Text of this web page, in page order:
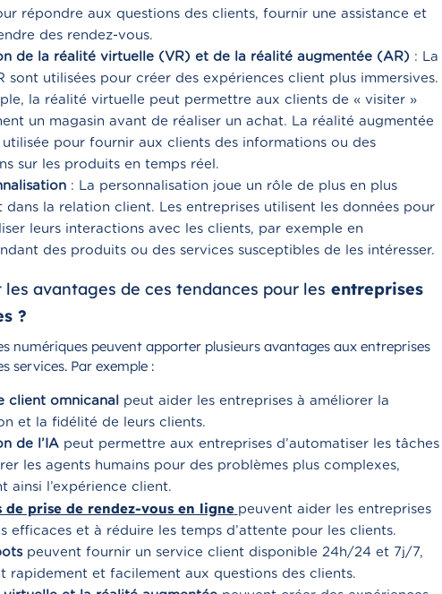
répondre aux questions des clients, fournir une assistance et
des rendez-vous.
de la réalité virtuelle (VR) et de la réalité augmentée (AR) : La
sont utilisées pour créer des expériences client plus immersives.
la réalité virtuelle peut permettre aux clients de « visiter »
un magasin avant de réaliser un achat. La réalité augmentée
pour fournir aux clients des informations ou des
sur les produits en temps réel.
: La personnalisation joue un rôle de plus en plus
dans la relation client. Les entreprises utilisent les données pour
leurs interactions avec les clients, par exemple en
des produits ou des services susceptibles de les intéresser.
les avantages de ces tendances pour les entreprises
?
numériques peuvent apporter plusieurs avantages aux entreprises
services. Par exemple :
client omnicanalpeut aider les entreprises à améliorer la
et la fidélité de leurs clients.
de l’IApeut permettre aux entreprises d’automatiser les tâches
les agents humains pour des problèmes plus complexes,
ainsi l’expérience client.
de prise de rendez-vous en ligne peuvent aider les entreprises
efficaces et à réduire les temps d’attente pour les clients.
peuvent fournir un service client disponible 24h/24 et 7j/7,
rapidement et facilement aux questions des clients.